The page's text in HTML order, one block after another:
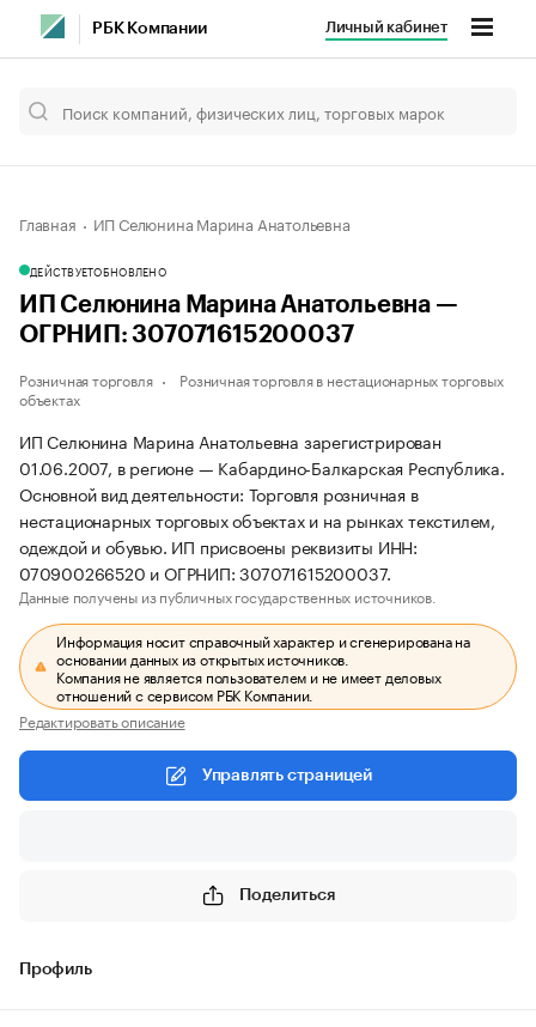
РБК Компании Личный кабинет
Главная ИП Селюнина Марина Анатольевна
ДЕЙСТВУЕТОБНОВЛЕНО
ИП Селюнина Марина Анатольевна —
ОГРНИП: 307071615200037
Розничная торговля
Розничная торговля в нестационарных торговых
объектах
ИП Селюнина Марина Анатольевна зарегистрирован
01.06.2007, в регионе — Кабардино-Балкарская Республика.
Основной вид деятельности: Торговля розничная в
нестационарных торговых объектах и на рынках текстилем,
одеждой и обувью. ИП присвоены реквизиты ИНН:
070900266520 и ОГРНИП: 307071615200037.
Данные получены из публичных государственных источников.
Информация носит справочный характер и сгенерирована на
основании данных из открытых источников.
Компания не является пользователем и не имеет деловых
отношений с сервисом РБК Компании.
Редактировать описание
Управлять страницей
Поделиться
Профиль